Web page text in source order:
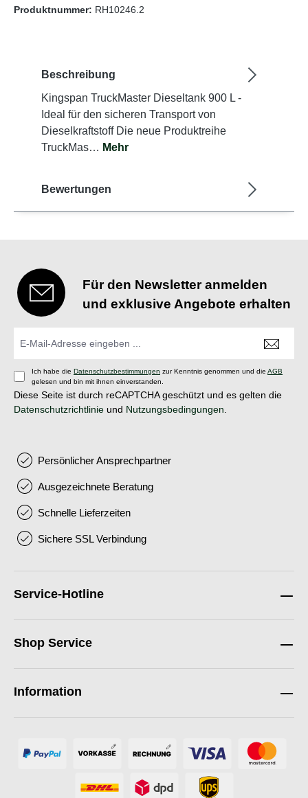
Produktnummer: RH10246.2
Beschreibung
Kingspan TruckMaster Dieseltank 900 L -
Ideal für den sicheren Transport von
Dieselkraftstoff Die neue Produktreihe
TruckMas… Mehr
Bewertungen
Für den Newsletter anmelden
und exklusive Angebote erhalten
Ich habe die Datenschutzbestimmungen zur Kenntnis genommen und die AGB
gelesen und bin mit ihnen einverstanden.
Diese Seite ist durch reCAPTCHA geschützt und es gelten die
Datenschutzrichtlinie und Nutzungsbedingungen
Persönlicher Ansprechpartner
Ausgezeichnete Beratung
Schnelle Lieferzeiten
Sichere SSL Verbindung
Service-Hotline
Shop Service
Information